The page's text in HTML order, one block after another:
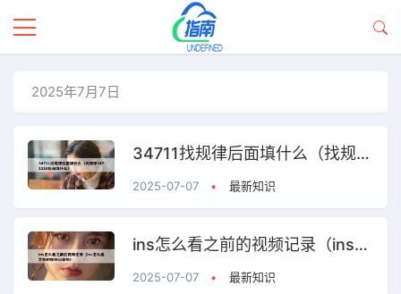
2025年7月7日
34711找规律后面填什么（找规律3471118后面填什么）
2025-07-07 • 最新知识
ins怎么看之前的视频记录（ins怎么看之前的视频记录呢）
2025-07-07 • 最新知识